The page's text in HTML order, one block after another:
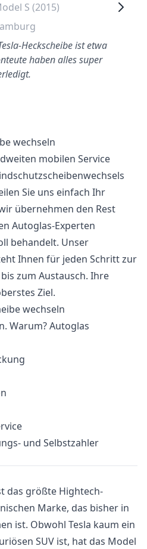
S (2015)
Heckscheibe ist etwa
haben alles super
wechseln
mobilen Service
Sie uns einfach Ihr
übernehmen den Rest
Autoglas-Experten
behandelt. Unser
Ihnen für jeden Schritt zur
zum Austausch. Ihre
Ziel.
Warum? Autoglas
und Selbstzahler
das größte Hightech-
Marke, das bisher in
ist. Obwohl Tesla kaum ein
SUV ist, hat das Model